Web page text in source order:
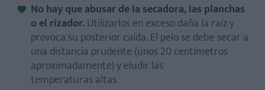
No hay que abusar de la secadora, las planchas
o el rizador.Utilizarlos en exceso daña la raíz y
provoca su posterior caída. El pelo se debe secar a
una distancia prudente (unos 20 centímetros
aproximadamente) y eludir las
temperaturas altas.